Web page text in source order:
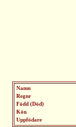
Namn
Regnr
Född (Död)
Kön
Uppfödare